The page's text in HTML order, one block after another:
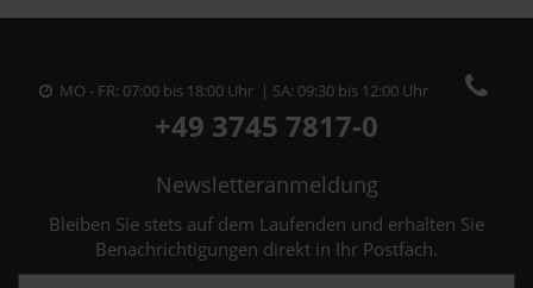
MO - FR: 07:00 bis 18:00 Uhr | SA: 09:30 bis 12:00 Uhr
+49 3745 7817-0
Newsletteranmeldung
Bleiben Sie stets auf dem Laufenden und erhalten Sie
Benachrichtigungen direkt in Ihr Postfach.